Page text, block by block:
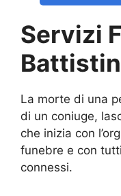
Servizi
La morte di una
di un coniuge,
che inizia con
funebre e con
connessi.